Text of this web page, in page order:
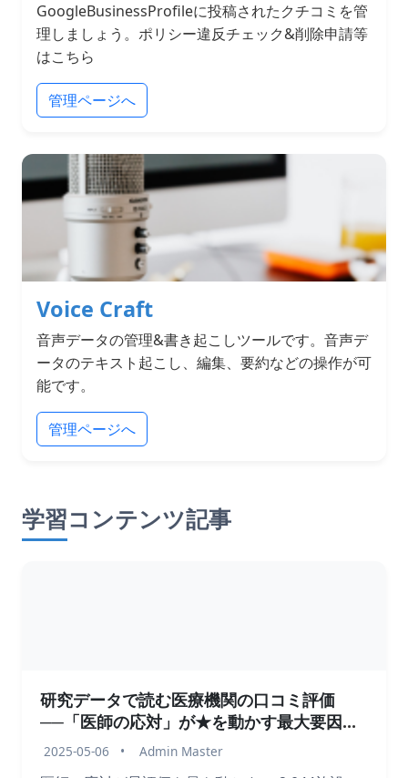
GoogleBusinessProfileに投稿されたクチコミを管
理しましょう。ポリシー違反チェック&削除申請等
はこちら
管理ページへ
Voice Craft
音声データの管理&書き起こしツールです。音声デ
ータのテキスト起こし、編集、要約などの操作が可
能です。
管理ページへ
学習コンテンツ記事
研究データで読む医療機関の口コミ評価
──「医師の応対」が★を動かす最大要因だ
った
2025-05-06 • Admin Master